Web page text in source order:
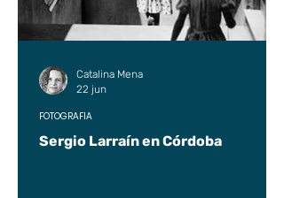
Sergio Larraín en Córdoba
FOTOGRAFÍA
Catalina Mena
22 jun